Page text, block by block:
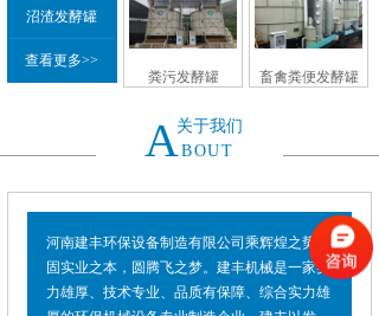
沼渣发酵罐
查看更多>>
粪污发酵罐 畜禽粪便发酵罐
关于我们
ABOUT
河南建丰环保设备制造有限公司乘辉煌之势，
固实业之本，圆腾飞之梦。建丰机械是一家实
力雄厚、技术专业、品质有保障、综合实力雄